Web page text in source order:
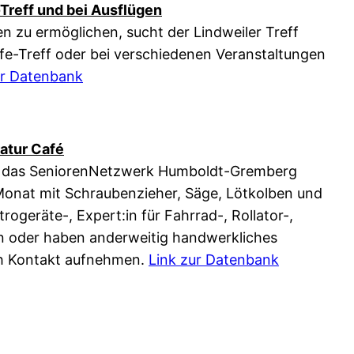
und bei Ausflügen
zu ermöglichen, sucht der Lindweiler Treff
Treff oder bei verschiedenen Veranstaltungen
Datenbank
Café
SeniorenNetzwerk Humboldt-Gremberg
mit Schraubenzieher, Säge, Lötkolben und
, Expert:in für Fahrrad-, Rollator-,
oder haben anderweitig handwerkliches
Kontakt aufnehmen. Link zur Datenbank